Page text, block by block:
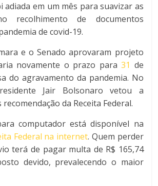
adiada em um mês para suavizar as
recolhimento de documentos
de covid-19.
e o Senado aprovaram projeto
novamente o prazo para31 de
do agravamento da pandemia. No
Jair Bolsonaro vetou a
da Receita Federal.
computador está disponível na
Federal na internet. Quem perder
terá de pagar multa de R$ 165,74
devido, prevalecendo o maior